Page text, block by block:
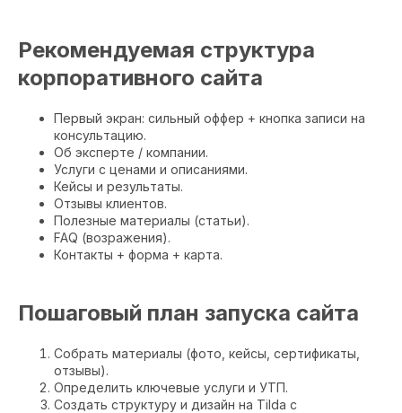
Рекомендуемая структура
корпоративного сайта
Первый экран: сильный оффер + кнопка записи на
консультацию.
Об эксперте / компании.
Услуги с ценами и описаниями.
Кейсы и результаты.
Отзывы клиентов.
Полезные материалы (статьи).
FAQ (возражения).
Контакты + форма + карта.
Пошаговый план запуска сайта
Собрать материалы (фото, кейсы, сертификаты,
отзывы).
Определить ключевые услуги и УТП.
Создать структуру и дизайн на Tilda с